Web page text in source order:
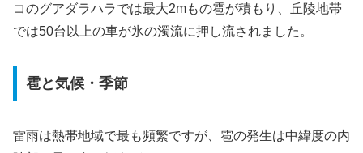
コのグアダラハラでは最大2mもの雹が積もり、丘陵地帯
では50台以上の車が氷の濁流に押し流されました。
雹と気候・季節
雷雨は熱帯地域で最も頻繁ですが、雹の発生は中緯度の内